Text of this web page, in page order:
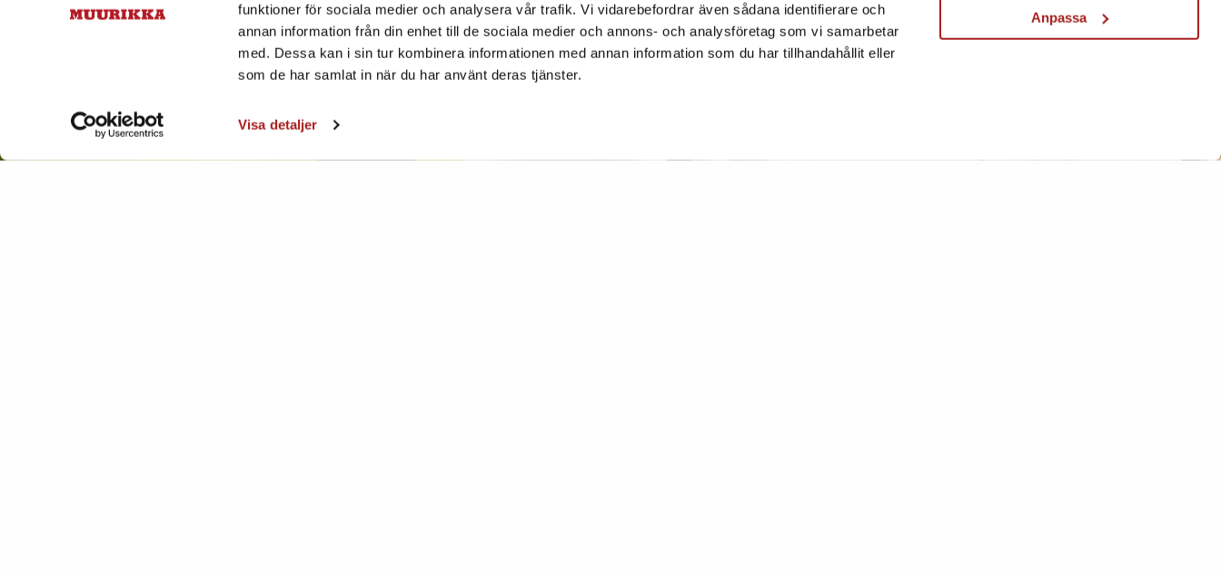
funktioner för sociala medier och analysera vår trafik. Vi vidarebefordrar även sådana identifierare och
annan information från din enhet till de sociala medier och annons- och analysföretag som vi samarbetar
med. Dessa kan i sin tur kombinera informationen med annan information som du har tillhandahållit eller
som de har samlat in när du har använt deras tjänster.
Visa detaljer
Anpassa